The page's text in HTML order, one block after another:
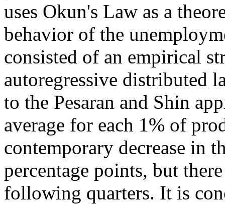
uses Okun's Law as a
behavior of the
consisted of an empirical
autoregressive distributed
to the Pesaran and Shin
average for each 1% of
contemporary decrease in
percentage points, but
following quarters. It is